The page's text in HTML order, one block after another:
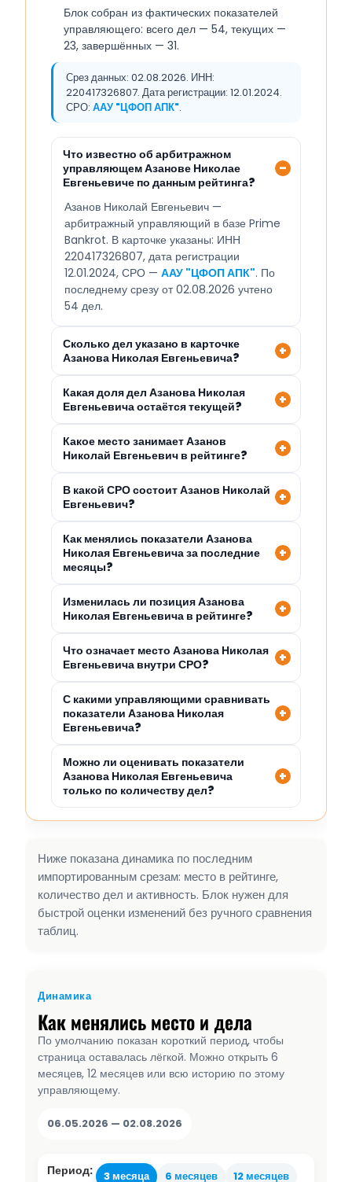
Блок собран из фактических показателей
управляющего: всего дел — 54, текущих —
23, завершённых — 31.
Срез данных: 02.08.2026. ИНН:
220417326807. Дата регистрации: 12.01.2024.
СРО: ААУ "ЦФОП АПК".
Что известно об арбитражном
управляющем Азанове Николае
Евгеньевиче по данным рейтинга?
Азанов Николай Евгеньевич —
арбитражный управляющий в базе Prime
Bankrot. В карточке указаны: ИНН
220417326807, дата регистрации
12.01.2024, СРО — ААУ "ЦФОП АПК". По
последнему срезу от 02.08.2026 учтено
54 дел.
Сколько дел указано в карточке
Азанова Николая Евгеньевича?
Какая доля дел Азанова Николая
Евгеньевича остаётся текущей?
Какое место занимает Азанов
Николай Евгеньевич в рейтинге?
В какой СРО состоит Азанов Николай
Евгеньевич?
Как менялись показатели Азанова
Николая Евгеньевича за последние
месяцы?
Изменилась ли позиция Азанова
Николая Евгеньевича в рейтинге?
Что означает место Азанова Николая
Евгеньевича внутри СРО?
С какими управляющими сравнивать
показатели Азанова Николая
Евгеньевича?
Можно ли оценивать показатели
Азанова Николая Евгеньевича
только по количеству дел?
Ниже показана динамика по последним
импортированным срезам: место в рейтинге,
количество дел и активность. Блок нужен для
быстрой оценки изменений без ручного сравнения
таблиц.
Динамика
Как менялись место и дела
По умолчанию показан короткий период, чтобы
страница оставалась лёгкой. Можно открыть 6
месяцев, 12 месяцев или всю историю по этому
управляющему.
06.05.2026 — 02.08.2026
Период: 3 месяца 6 месяцев
12 месяцев